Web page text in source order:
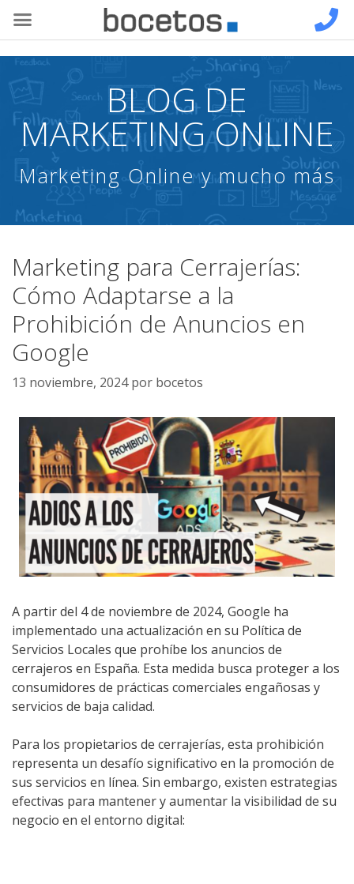
BLOG DE
MARKETING ONLINE
Marketing Online y mucho más
Marketing para Cerrajerías:
Cómo Adaptarse a la
Prohibición de Anuncios en
Google
13 noviembre, 2024 por bocetos
A partir del 4 de noviembre de 2024, Google ha
implementado una actualización en su Política de
Servicios Locales que prohíbe los anuncios de
cerrajeros en España. Esta medida busca proteger a los
consumidores de prácticas comerciales engañosas y
servicios de baja calidad.
Para los propietarios de cerrajerías, esta prohibición
representa un desafío significativo en la promoción de
sus servicios en línea. Sin embargo, existen estrategias
efectivas para mantener y aumentar la visibilidad de su
negocio en el entorno digital: